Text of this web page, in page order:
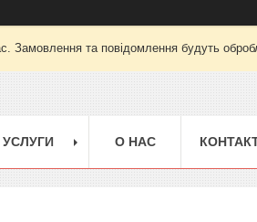
Замовлення та повідомлення будуть
О НАС